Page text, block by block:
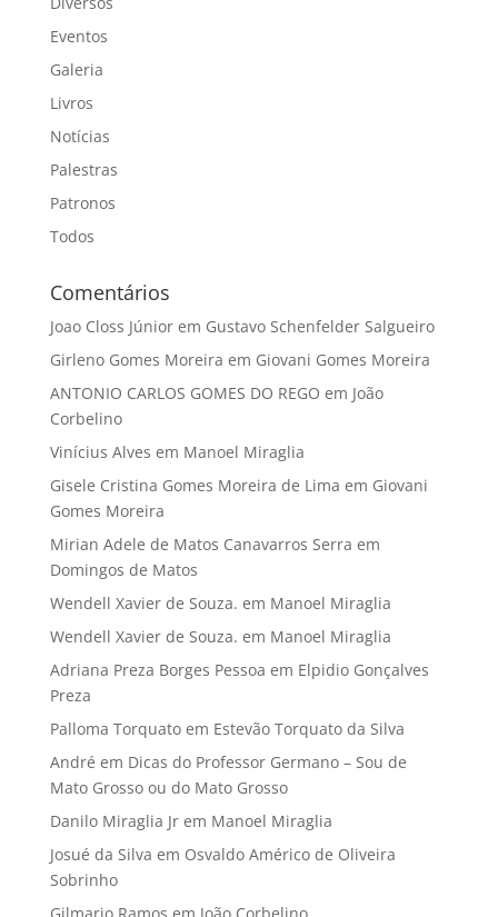
Eventos
Galeria
Livros
Notícias
Palestras
Patronos
Todos
Comentários
Joao Closs Júniorem Gustavo Schenfelder Salgueiro
Girleno Gomes Moreira em Giovani Gomes Moreira
ANTONIO CARLOS GOMES DO REGO em João
Corbelino
Vinícius Alves em Manoel Miraglia
Gisele Cristina Gomes Moreira de Lima em Giovani
Gomes Moreira
Mirian Adele de Matos Canavarros Serra em
Domingos de Matos
Wendell Xavier de Souza. em Manoel Miraglia
Wendell Xavier de Souza. em Manoel Miraglia
Adriana Preza Borges Pessoa em Elpidio Gonçalves
Preza
Palloma Torquatoem Estevão Torquato da Silva
André em Dicas do Professor Germano – Sou de
Mato Grosso ou do Mato Grosso
Danilo Miraglia Jrem Manoel Miraglia
Josué da Silva em Osvaldo Américo de Oliveira
Sobrinho